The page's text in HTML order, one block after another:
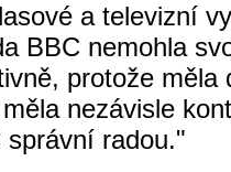
a televizní
BBC nemohla
protože měla
nezávisle
správní radou."